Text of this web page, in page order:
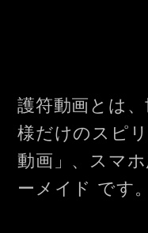
護符動画とは
様だけのスピ
動画」、スマ
ーメイド です。